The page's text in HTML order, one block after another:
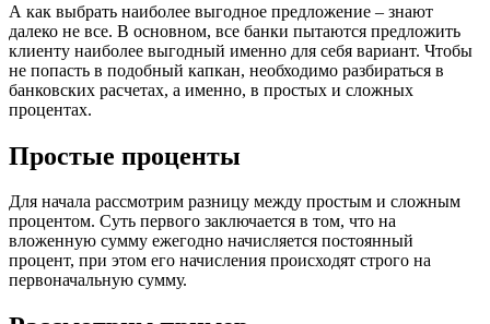
А как выбрать наиболее выгодное предложение – знают
далеко не все. В основном, все банки пытаются предложить
клиенту наиболее выгодный именно для себя вариант. Чтобы
не попасть в подобный капкан, необходимо разбираться в
банковских расчетах, а именно, в простых и сложных
процентах.
Простые проценты
Для начала рассмотрим разницу между простым и сложным
процентом. Суть первого заключается в том, что на
вложенную сумму ежегодно начисляется постоянный
процент, при этом его начисления происходят строго на
первоначальную сумму.